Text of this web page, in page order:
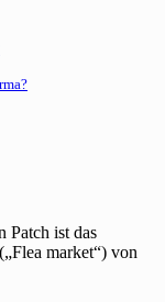
Patch ist das
market“) von